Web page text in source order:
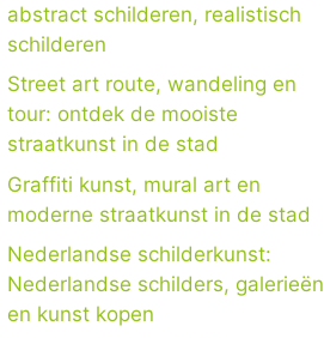
abstract schilderen, realistisch
schilderen
Street art route, wandeling en
tour: ontdek de mooiste
straatkunst in de stad
Graffiti kunst, mural art en
moderne straatkunst in de stad
Nederlandse schilderkunst:
Nederlandse schilders, galerieën
en kunst kopen